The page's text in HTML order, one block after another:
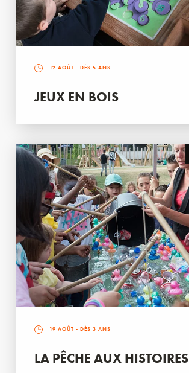
12 AOÛT - DÈS 5 ANS
JEUX EN BOIS
19 AOÛT - DÈS 3 ANS
LA PÊCHE AUX HISTOIRES